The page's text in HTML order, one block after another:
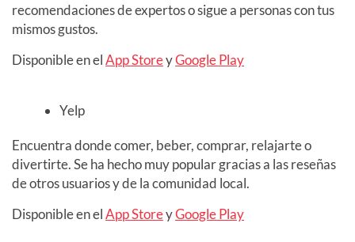
recomendaciones de expertos o sigue a personas con tus
mismos gustos.
Disponible en elApp StoreyGoogle Play
Yelp
Encuentra donde comer, beber, comprar, relajarte o
divertirte. Se ha hecho muy popular gracias a las reseñas
de otros usuarios y de la comunidad local.
Disponible en elApp StoreyGoogle Play